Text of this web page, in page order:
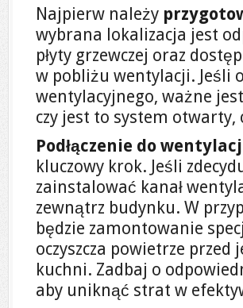
Najpierw należy
wybrana lokalizacja jest
płyty grzewczej oraz
w pobliżu wentylacji. Jeśli
wentylacyjnego, ważne
czy jest to system otwarty,
Podłączenie do
kluczowy krok. Jeśli
zainstalować kanał
zewnątrz budynku. W
będzie zamontowanie
oczyszcza powietrze
kuchni. Zadbaj o
aby uniknąć strat w